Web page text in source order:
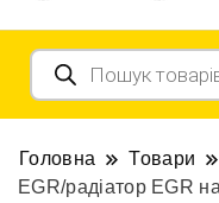
Пошук
товарів
Головна Товари
EGR/радіатор EGR